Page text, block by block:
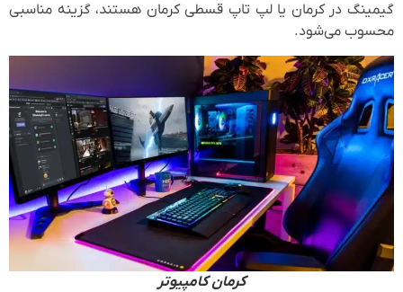
گیمینگ در کرمان یا لپ تاپ قسطی کرمان هستند، گزینه مناسبی
محسوب می‌شود.
کرمان کامپیوتر